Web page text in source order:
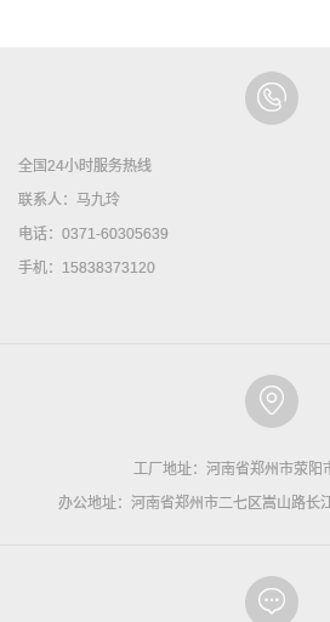
全国24小时服务热线
联系人：马九玲
电话：0371-60305639
手机：15838373120
工厂地址：河南省郑州市荥阳
办公地址：河南省郑州市二七区嵩山路长